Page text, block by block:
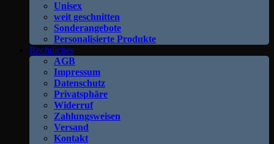
Unisex
weit geschnitten
Sonderangebote
Personalisierte Produkte
Rechtliches
AGB
Impressum
Datenschutz
Privatsphäre
Widerruf
Zahlungsweisen
Versand
Kontakt